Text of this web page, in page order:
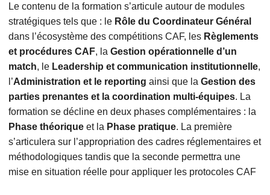
Le contenu de la formation s’articule autour de modules
stratégiques tels que : le Rôle du Coordinateur Général
dans l’écosystème des compétitions CAF, les Règlements
et procédures CAF, la Gestion opérationnelle d’un
match, le Leadership et communication institutionnelle,
l’Administration et le reporting ainsi que la Gestion des
parties prenantes et la coordination multi-équipes. La
formation se décline en deux phases complémentaires : la
Phase théoriqueet la Phase pratique. La première
s’articulera sur l’appropriation des cadres réglementaires et
méthodologiques tandis que la seconde permettra une
mise en situation réelle pour appliquer les protocoles CAF